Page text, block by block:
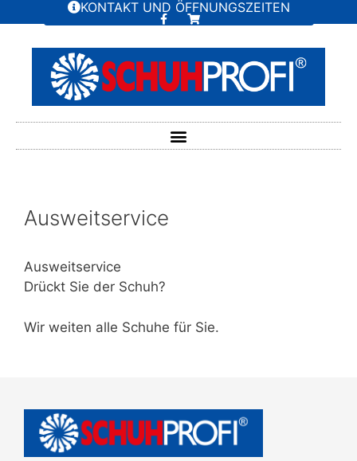
KONTAKT UND ÖFFNUNGSZEITEN
Ausweitservice
Ausweitservice
Drückt Sie der Schuh?
Wir weiten alle Schuhe für Sie.